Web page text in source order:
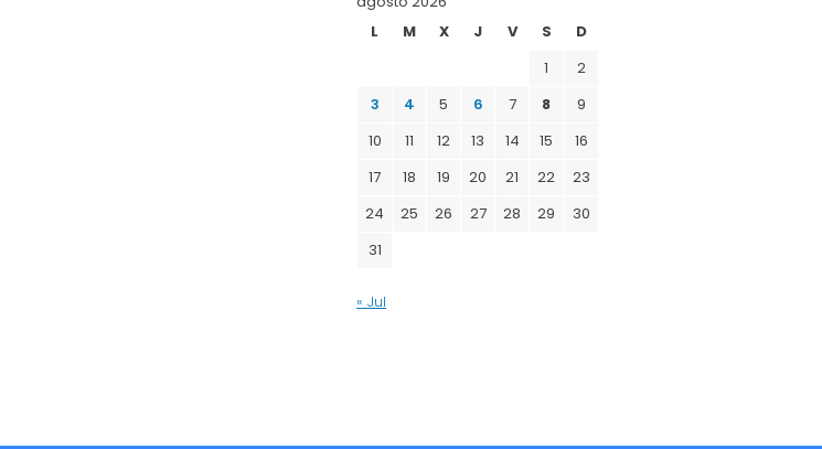
L
M X J V S
D
1
2
3
4 5 6 7 8
9
10
11 12 13 14 15
16
17
18 19 20 21 22
23
24
25 26 27 28 29
30
31
« Jul